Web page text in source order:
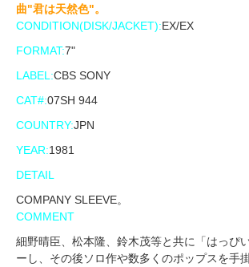
曲"君は天然色"。
CONDITION(DISK/JACKET):EX/EX
FORMAT:7"
LABEL:CBS SONY
CAT#:07SH 944
COUNTRY:JPN
YEAR:1981
DETAIL
COMPANY SLEEVE。
COMMENT
細野晴臣、松本隆、鈴木茂等と共に「はっぴ
ーし、その後ソロ作や数多くのポップスを手